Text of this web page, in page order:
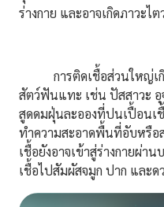
ร่างกาย และอาจเกิดภาวะไ
การติดเชื้อส่วนใหญ่เกิด
สัตว์ฟันแทะ เช่น ปัสสาวะ อุ
สูดดมฝุ่นละอองที่ปนเปื้อนเชื้
ทำความสะอาดพื้นที่อับหรื
เชื้อยังอาจเข้าสู่ร่างกายผ่
เชื้อไปสัมผัสจมูก ปาก และด